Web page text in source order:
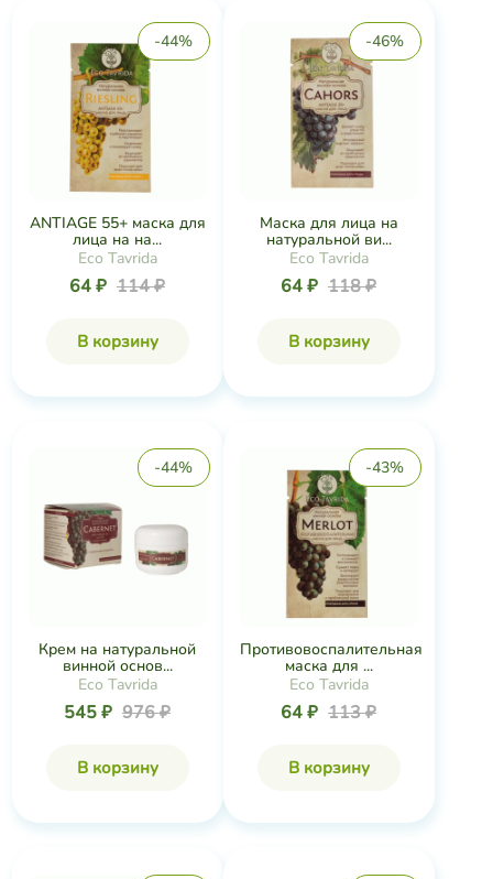
-44%
ANTIAGE 55+ маска для
лица на на...
Eco Tavrida
64 ₽ 114 ₽
В корзину
-46%
Маска для лица на
натуральной ви...
Eco Tavrida
64 ₽ 118 ₽
В корзину
-44%
Крем на натуральной
винной основ...
Eco Tavrida
545 ₽ 976 ₽
В корзину
-43%
Противовоспалительная
маска для ...
Eco Tavrida
64 ₽ 113 ₽
В корзину